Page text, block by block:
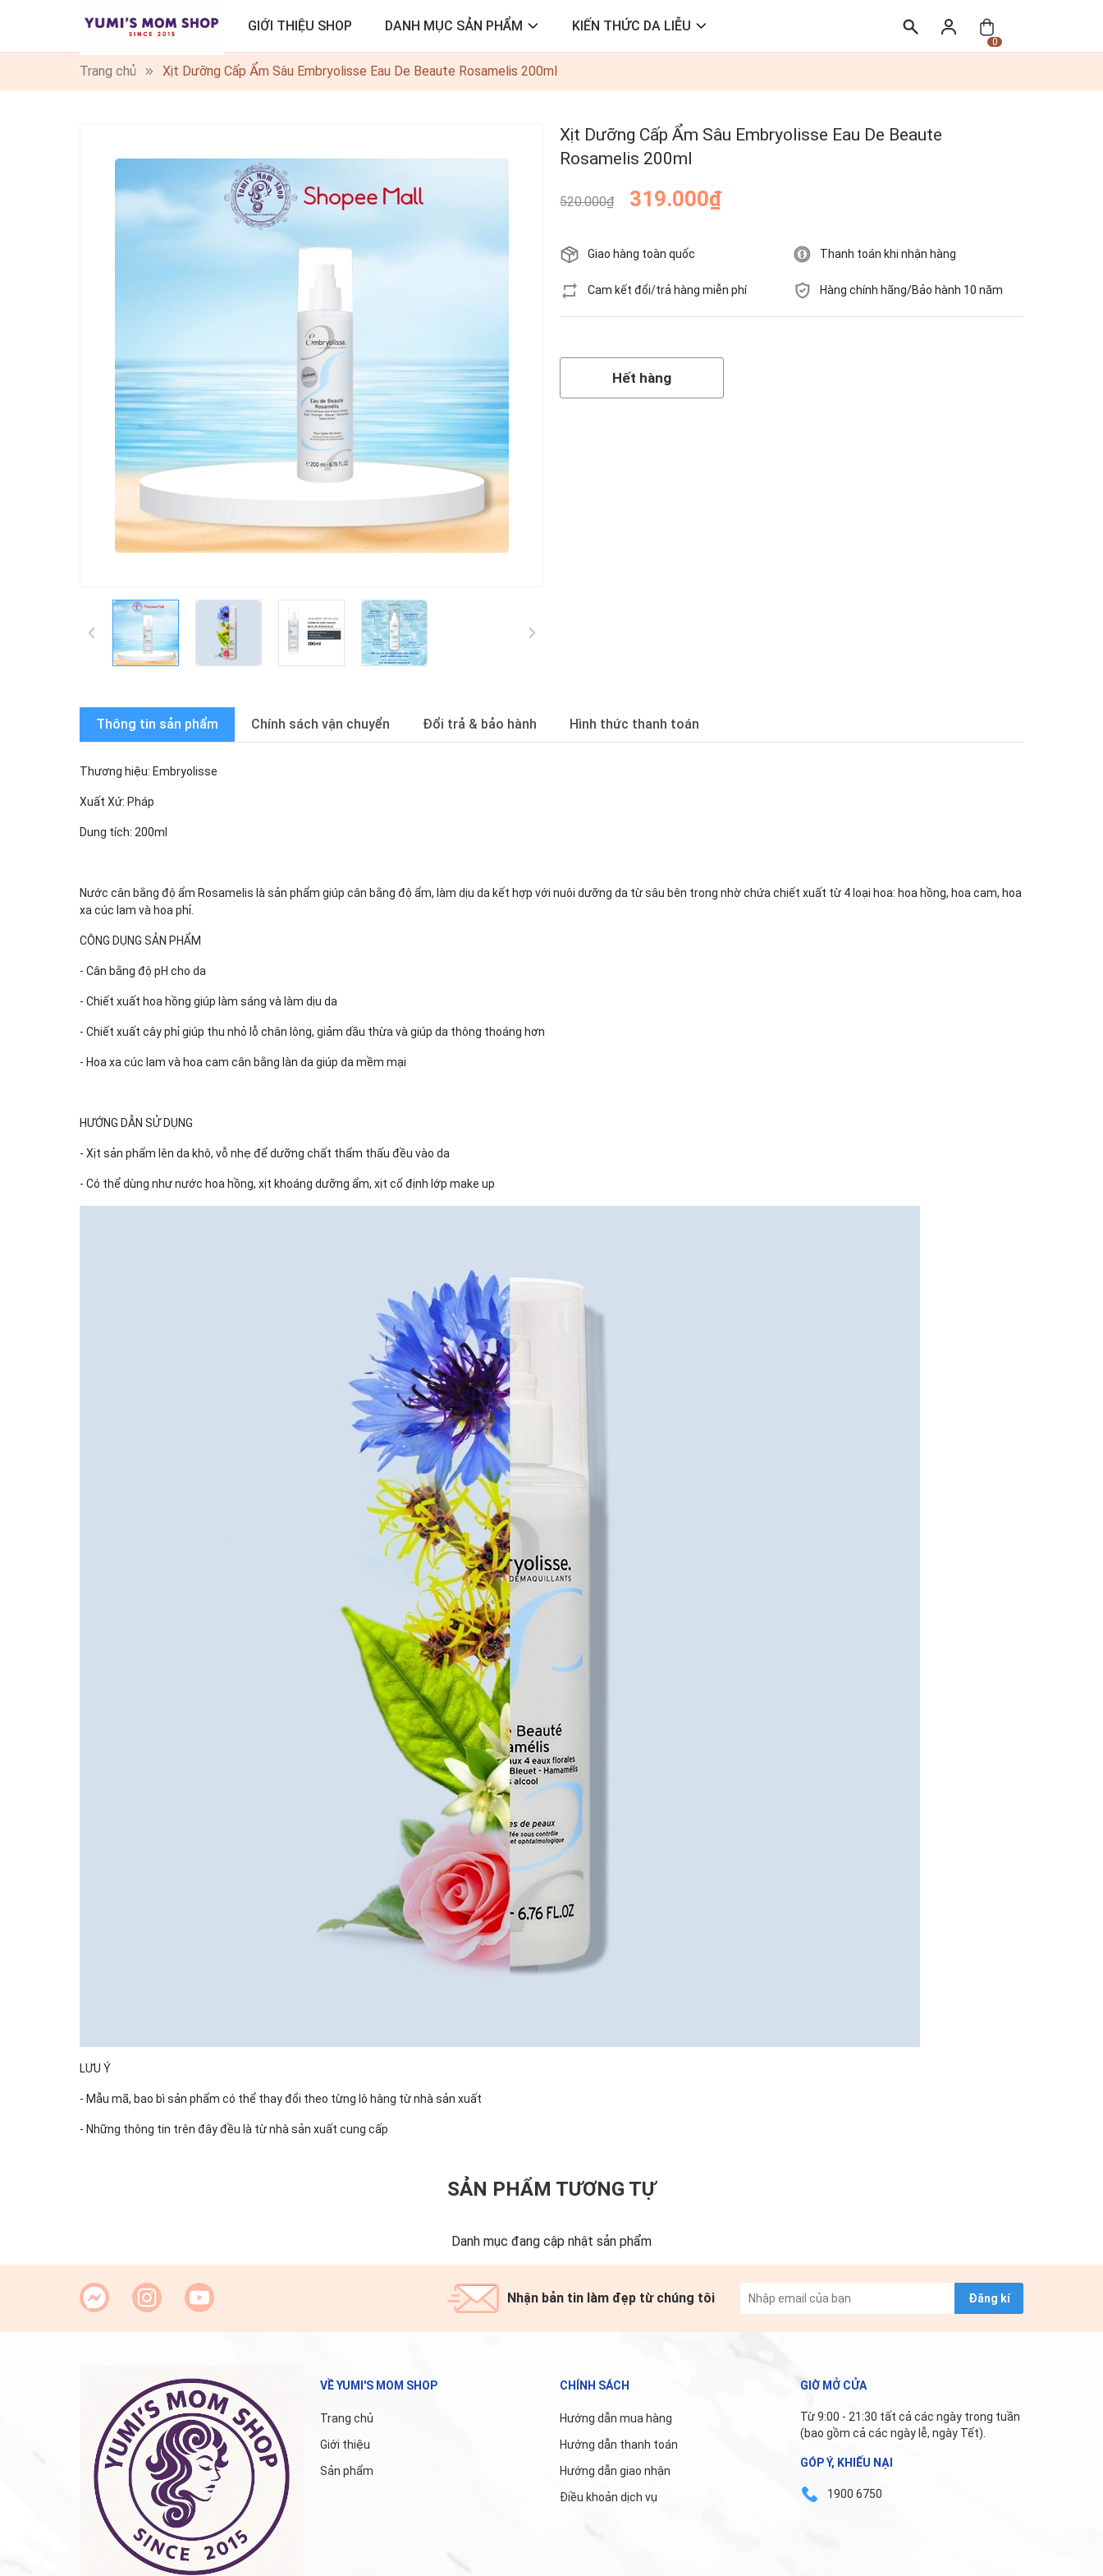
GIỚI THIỆU SHOP DANH MỤC SẢN PHẨM KIẾN THỨC DA LIỄU
0
Trang chủ Xịt Dưỡng Cấp Ẩm Sâu Embryolisse Eau De Beaute Rosamelis 200ml
Xịt Dưỡng Cấp Ẩm Sâu Embryolisse Eau De Beaute
Rosamelis 200ml
520.000₫ 319.000₫
Giao hàng toàn quốc Thanh toán khi nhận hàng
Cam kết đổi/trả hàng miễn phí Hàng chính hãng/Bảo hành 10 năm
Hết hàng
Thông tin sản phẩm Chính sách vận chuyển Đổi trả & bảo hành Hình thức thanh toán
Thương hiệu: Embryolisse
Xuất Xứ: Pháp
Dung tích: 200ml
Nước cân bằng độ ẩm Rosamelis là sản phẩm giúp cân bằng độ ẩm, làm dịu da kết hợp với nuôi dưỡng da từ sâu bên trong nhờ chứa chiết xuất từ 4 loại hoa: hoa hồng, hoa cam, hoa
xa cúc lam và hoa phỉ.
CÔNG DỤNG SẢN PHẨM
- Cân bằng độ pH cho da
- Chiết xuất hoa hồng giúp làm sáng và làm dịu da
- Chiết xuất cây phỉ giúp thu nhỏ lỗ chân lông, giảm dầu thừa và giúp da thông thoáng hơn
- Hoa xa cúc lam và hoa cam cân bằng làn da giúp da mềm mại
HƯỚNG DẪN SỬ DỤNG
- Xịt sản phẩm lên da khô, vỗ nhẹ để dưỡng chất thẩm thấu đều vào da
- Có thể dùng như nước hoa hồng, xịt khoáng dưỡng ẩm, xịt cố định lớp make up
LƯU Ý
- Mẫu mã, bao bì sản phẩm có thể thay đổi theo từng lô hàng từ nhà sản xuất
- Những thông tin trên đây đều là từ nhà sản xuất cung cấp
SẢN PHẨM TƯƠNG TỰ
Danh mục đang cập nhật sản phẩm
Nhận bản tin làm đẹp từ chúng tôi Đăng kí
VỀ YUMI'S MOM SHOP
Trang chủ
Giới thiệu
Sản phẩm
CHÍNH SÁCH
Hướng dẫn mua hàng
Hướng dẫn thanh toán
Hướng dẫn giao nhận
Điều khoản dịch vụ
GIỜ MỞ CỬA
Từ 9:00 - 21:30 tất cả các ngày trong tuần
(bao gồm cả các ngày lễ, ngày Tết).
GÓP Ý, KHIẾU NẠI
1900 6750